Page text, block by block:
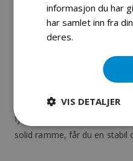
Den kraftige børsteløse
toppeffekt, noe som gir rask
bakker med opptil 25°
Det store litiumbatteriet på
rekkevidde på én lading.
fjæring både foran og bak,
solid ramme, får du en stabil
informasjon du har
har samlet inn fra
deres.
VIS DETALJER